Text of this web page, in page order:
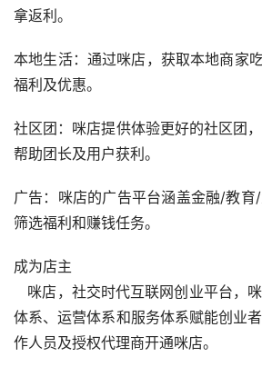
拿返利。
本地生活：通过咪店，获取本地商家
福利及优惠。
社区团：咪店提供体验更好的社区团
帮助团长及用户获利。
广告：咪店的广告平台涵盖金融/教育
筛选福利和赚钱任务。
成为店主
体系、运营体系和服务体系赋能创业
作人员及授权代理商开通咪店。